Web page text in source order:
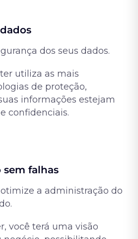
dos seus dados.
utiliza as mais
de proteção,
informações estejam
confidenciais.
falhas
a administração do
você terá uma visão